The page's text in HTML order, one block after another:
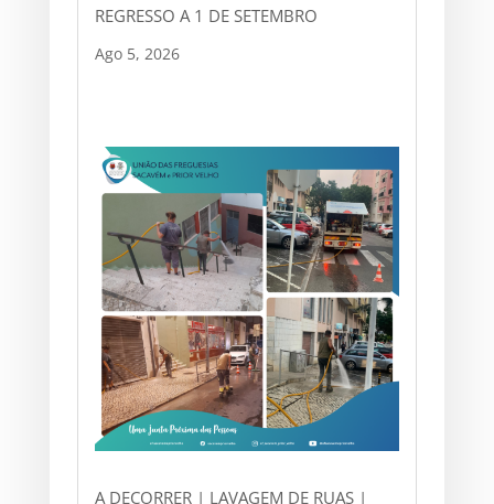
REGRESSO A 1 DE SETEMBRO
Ago 5, 2026
A DECORRER | LAVAGEM DE RUAS |